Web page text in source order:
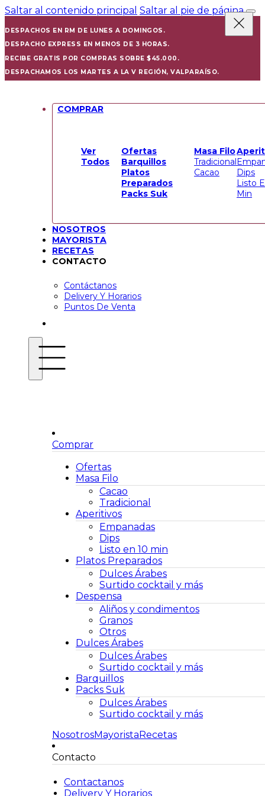
Saltar al contenido principal Saltar al pie de página
DESPACHOS EN RM DE LUNES A DOMINGOS.
DESPACHO EXPRESS EN MENOS DE 3 HORAS.
RECIBE GRATIS POR COMPRAS SOBRE $45.000.
DESPACHAMOS LOS MARTES A LA V REGIÓN, VALPARAÍSO.
COMPRAR
Ver
Todos
Ofertas
Barquillos
Platos
Preparados
Packs Suk
Masa Filo
Tradicional
Cacao
Dips
Listo
Min
NOSOTROS
MAYORISTA
RECETAS
CONTACTO
Contáctanos
Delivery Y Horarios
Puntos De Venta
Comprar
Ofertas
Masa Filo
Cacao
Tradicional
Aperitivos
Empanadas
Dips
Listo en 10 min
Platos Preparados
Dulces Árabes
Surtido cocktail y más
Despensa
Aliños y condimentos
Granos
Otros
Dulces Árabes
Dulces Árabes
Surtido cocktail y más
Barquillos
Packs Suk
Dulces Árabes
Surtido cocktail y más
NosotrosMayoristaRecetas
Contacto
Contactanos
Delivery Y Horarios